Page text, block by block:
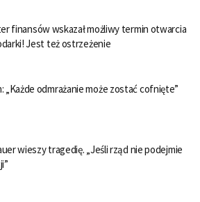
finansów wskazał możliwy termin otwarcia
Jest też ostrzeżenie
„Każde odmrażanie może zostać cofnięte”
wieszy tragedię. „Jeśli rząd nie podejmie